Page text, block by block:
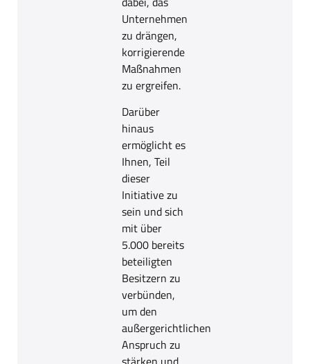
Unternehmen
zu drängen,
korrigierende
Maßnahmen
zu ergreifen.
Darüber
hinaus
ermöglicht es
Ihnen, Teil
dieser
Initiative zu
sein und sich
mit über
5.000 bereits
beteiligten
Besitzern zu
verbünden,
um den
außergerichtlichen
Anspruch zu